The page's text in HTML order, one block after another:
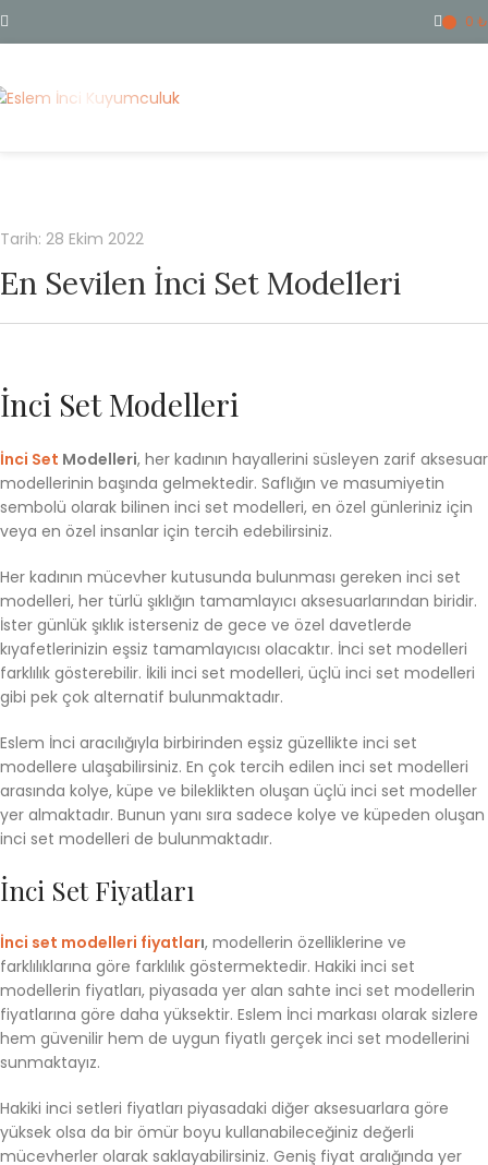
0 ₺
Tarih: 28 Ekim 2022
En Sevilen İnci Set Modelleri
İnci Set Modelleri
İnci Set Modelleri, her kadının hayallerini süsleyen zarif aksesuar
modellerinin başında gelmektedir. Saflığın ve masumiyetin
sembolü olarak bilinen inci set modelleri, en özel günleriniz için
veya en özel insanlar için tercih edebilirsiniz.
Her kadının mücevher kutusunda bulunması gereken inci set
modelleri, her türlü şıklığın tamamlayıcı aksesuarlarından biridir.
İster günlük şıklık isterseniz de gece ve özel davetlerde
kıyafetlerinizin eşsiz tamamlayıcısı olacaktır. İnci set modelleri
farklılık gösterebilir. İkili inci set modelleri, üçlü inci set modelleri
gibi pek çok alternatif bulunmaktadır.
Eslem İnci aracılığıyla birbirinden eşsiz güzellikte inci set
modellere ulaşabilirsiniz. En çok tercih edilen inci set modelleri
arasında kolye, küpe ve bileklikten oluşan üçlü inci set modeller
yer almaktadır. Bunun yanı sıra sadece kolye ve küpeden oluşan
inci set modelleri de bulunmaktadır.
İnci Set Fiyatları
İnci set modelleri fiyatları, modellerin özelliklerine ve
farklılıklarına göre farklılık göstermektedir. Hakiki inci set
modellerin fiyatları, piyasada yer alan sahte inci set modellerin
fiyatlarına göre daha yüksektir. Eslem İnci markası olarak sizlere
hem güvenilir hem de uygun fiyatlı gerçek inci set modellerini
sunmaktayız.
Hakiki inci setleri fiyatları piyasadaki diğer aksesuarlara göre
yüksek olsa da bir ömür boyu kullanabileceğiniz değerli
mücevherler olarak saklayabilirsiniz. Geniş fiyat aralığında yer